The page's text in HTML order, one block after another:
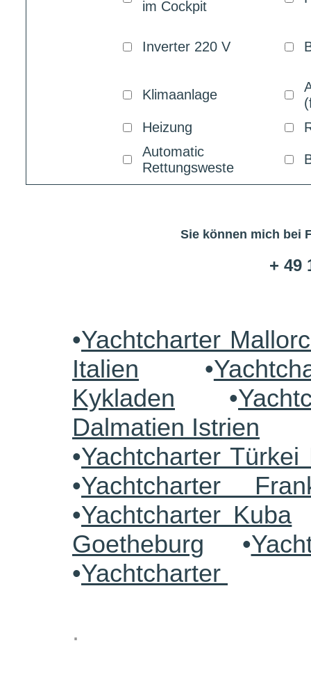
im Cockpit
Inverter 220 V
Klimaanlage
Heizung
Automatic
Rettungsweste
Sie können mich bei
+ 49
•Yachtcharter
Italien •
Kykladen •
Dalmatien Istrien
•Yachtcharter
•Yachtcharter
•Yachtcharter Kuba
Goetheburg •
•Yachtcharter
.